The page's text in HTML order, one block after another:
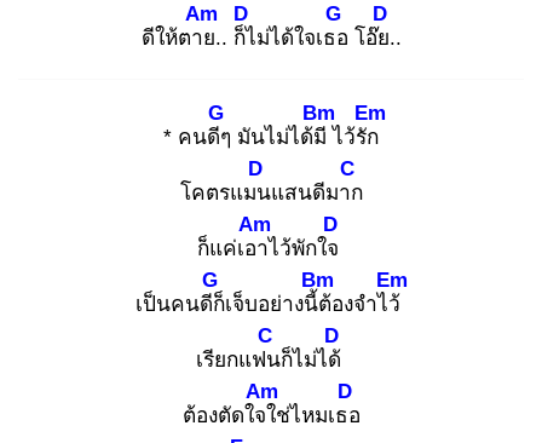
ดีให้ตาย
Am
.. ก็ไ
D
ม่ได้ใจเธอ
G
โอ๊ย.
D
.
* คนดีๆ
G
มันไม่ได้มี
Bm
ไว้รัก
Em
โคตรแมน
D
แสนดีมาก
C
ก็แค่เอา
Am
ไว้พักใจ
D
เป็นคนดีก็
G
เจ็บอย่างนี้ต้
Bm
องจำไว้
Em
เรียกแฟน
C
ก็ไม่ได้
D
ต้องตัดใจใ
Am
ช่ไหมเธอ
D